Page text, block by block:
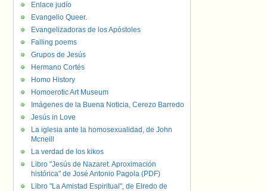
Enlace judío
Evangelio Queer.
Evangelizadoras de los Apóstoles
Falling poems
Grupos de Jesús
Hermano Cortés
Homo History
Homoerotic Art Museum
Imágenes de la Buena Noticia, Cerezo Barredo
Jesús in Love
La iglesia ante la homosexualidad, de John
Mcneill
La verdad de los kikos
Libro "Jesús de Nazaret. Aproximación
histórica" de José Antonio Pagola (PDF)
Libro "La Amistad Espiritual", de Elredo de